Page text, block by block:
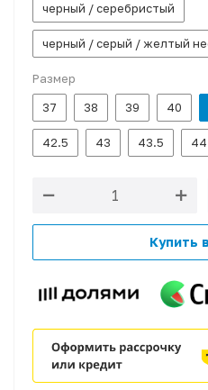
черный / серебристый
черный / серый / желтый
Размер
37
38 39 40
42.5 43 43.5 44
Купить